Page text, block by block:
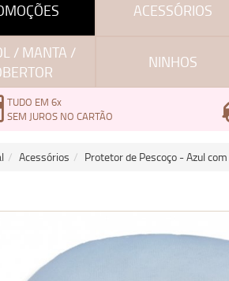
ACESSÓRIOS
/ MANTA /
NINHOS
TUDO EM 6x
SEM JUROS NO CARTÃO
Acessórios Protetor de Pescoço - Azul